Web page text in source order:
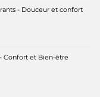
- Douceur et confort
Confort et Bien-être